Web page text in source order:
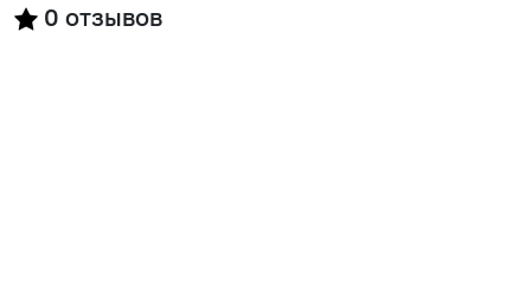
0 отзывов